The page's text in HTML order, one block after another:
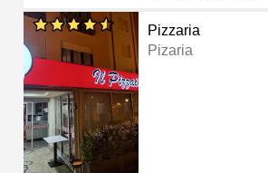
Pizzaria
Pizaria